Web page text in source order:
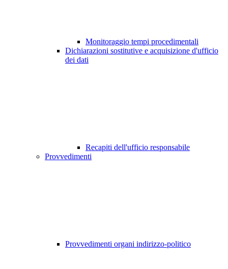
Monitoraggio tempi procedimentali
Dichiarazioni sostitutive e acquisizione d'ufficio
dei dati
Recapiti dell'ufficio responsabile
Provvedimenti
Provvedimenti organi indirizzo-politico